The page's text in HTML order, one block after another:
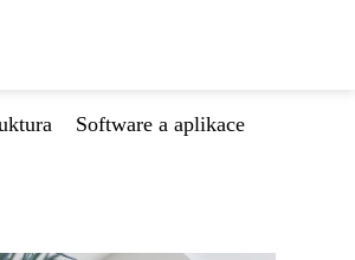
Software a aplikace